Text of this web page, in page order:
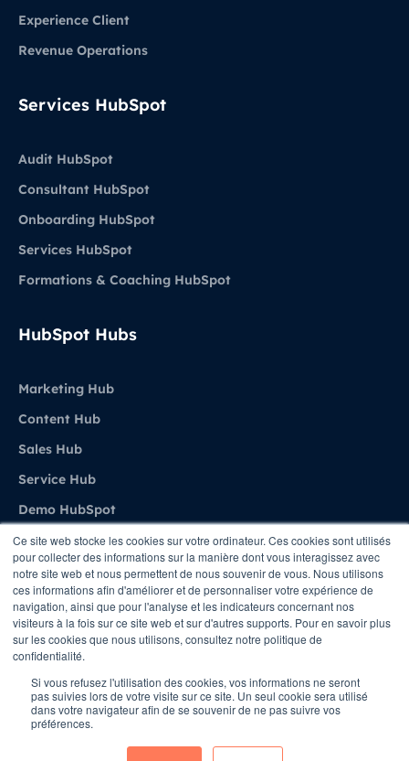
Ce site web stocke les cookies sur votre ordinateur. Ces cookies sont utilisés
pour collecter des informations sur la manière dont vous interagissez avec
notre site web et nous permettent de nous souvenir de vous. Nous utilisons
ces informations afin d'améliorer et de personnaliser votre expérience de
navigation, ainsi que pour l'analyse et les indicateurs concernant nos
visiteurs à la fois sur ce site web et sur d'autres supports. Pour en savoir plus
sur les cookies que nous utilisons, consultez notre politique de
confidentialité.
Si vous refusez l'utilisation des cookies, vos informations ne seront
pas suivies lors de votre visite sur ce site. Un seul cookie sera utilisé
dans votre navigateur afin de se souvenir de ne pas suivre vos
préférences.
Experience Client
Revenue Operations
Services HubSpot
Audit HubSpot
Consultant HubSpot
Onboarding HubSpot
Services HubSpot
Formations & Coaching HubSpot
HubSpot Hubs
Marketing Hub
Content Hub
Sales Hub
Service Hub
Demo HubSpot
Agence
A propos de Stratenet
Stratenet X HubSpot
Nous Contacter
Copyright © STRATENET - All rights Reserved